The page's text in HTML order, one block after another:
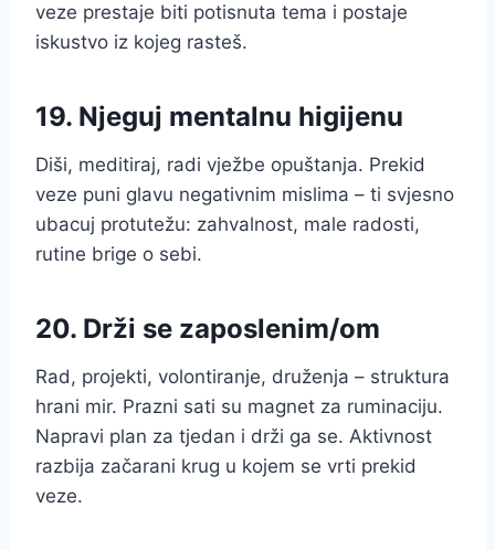
veze prestaje biti potisnuta tema i postaje
iskustvo iz kojeg rasteš.
19. Njeguj mentalnu higijenu
Diši, meditiraj, radi vježbe opuštanja. Prekid
veze puni glavu negativnim mislima – ti svjesno
ubacuj protutežu: zahvalnost, male radosti,
rutine brige o sebi.
20. Drži se zaposlenim/om
Rad, projekti, volontiranje, druženja – struktura
hrani mir. Prazni sati su magnet za ruminaciju.
Napravi plan za tjedan i drži ga se. Aktivnost
razbija začarani krug u kojem se vrti prekid
veze.